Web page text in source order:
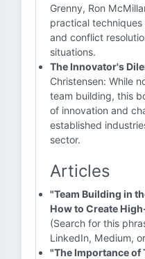
Grenny, Ron
practical
and conflict
situations.
The Innovator's
Christensen: While
team building, this
of innovation and
established
sector.
Articles
"Team Building in
How to Create
(Search for this
LinkedIn, Medium,
"The Importance of